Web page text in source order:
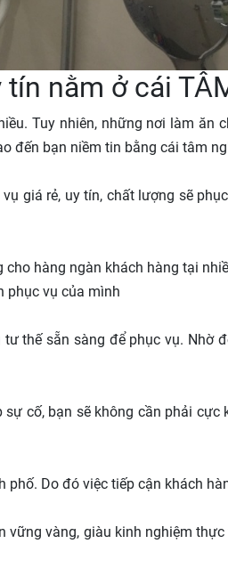
nằm ở cái
Tuy nhiên, những nơi làm ăn
đến bạn niềm tin bằng cái tâm
giá rẻ, uy tín, chất lượng sẽ
hàng ngàn khách hàng tại
phục vụ của mình
thế sẵn sàng để phục vụ.
cố, bạn sẽ không cần phải
phố. Do đó việc tiếp cận khách
vững vàng, giàu kinh nghiệm